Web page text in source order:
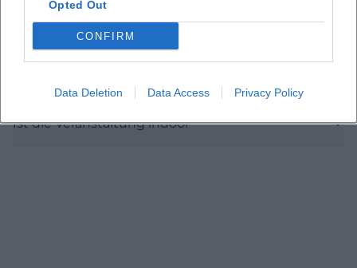
Opted Out
CONFIRM
Data Deletion Data Access Privacy Policy
Wo findet das Event statt
Ist die Veranstaltung indoor